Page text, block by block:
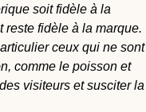
soit fidèle à la
reste fidèle à la marque.
ceux qui ne sont
comme le poisson et
visiteurs et susciter la